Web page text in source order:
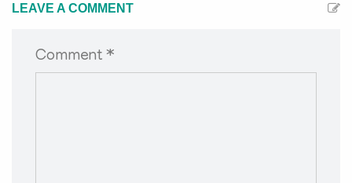
LEAVE A COMMENT
Comment *